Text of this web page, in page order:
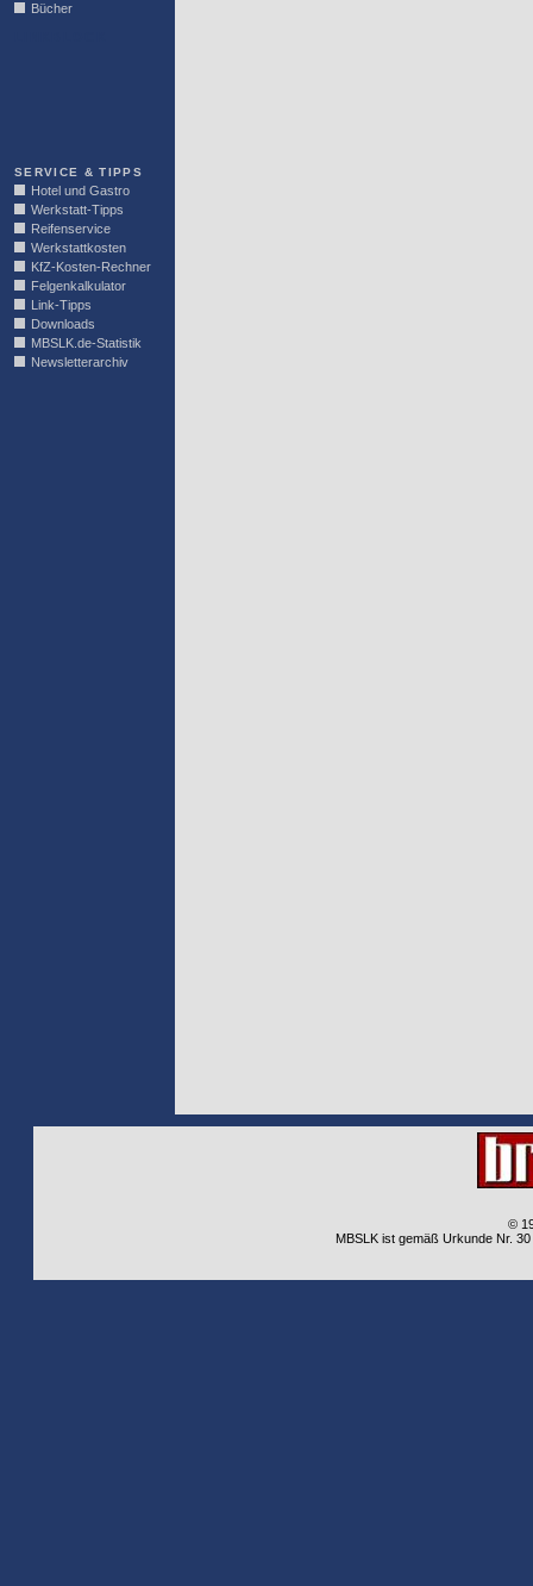
Bücher
SERVICE & TIPPS
Hotel und Gastro
Werkstatt-Tipps
Reifenservice
Werkstattkosten
KfZ-Kosten-Rechner
Felgenkalkulator
Link-Tipps
Downloads
MBSLK.de-Statistik
Newsletterarchiv
©
MBSLK ist gemäß Urkunde Nr.